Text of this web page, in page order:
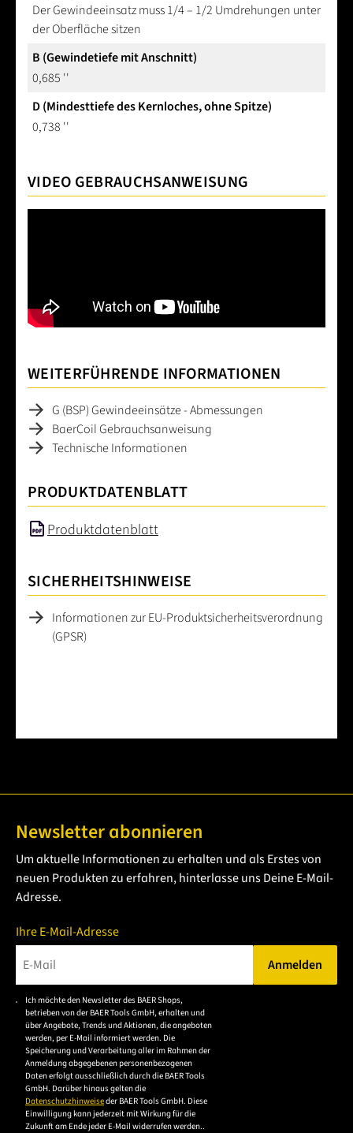
Der Gewindeeinsatz muss 1/4 – 1/2 Umdrehungen unter
der Oberfläche sitzen
B (Gewindetiefe mit Anschnitt)
0,685 ''
D (Mindesttiefe des Kernloches, ohne Spitze)
0,738 ''
VIDEO GEBRAUCHSANWEISUNG
WEITERFÜHRENDE INFORMATIONEN
G (BSP) Gewindeeinsätze - Abmessungen
BaerCoil Gebrauchsanweisung
Technische Informationen
PRODUKTDATENBLATT
Produktdatenblatt
SICHERHEITSHINWEISE
Informationen zur EU-Produktsicherheitsverordnung
(GPSR)
Newsletter abonnieren
Um aktuelle Informationen zu erhalten und als Erstes von
neuen Produkten zu erfahren, hinterlasse uns Deine E-Mail-
Adresse.
Ihre E-Mail-Adresse
Bitte geben Sie eine gültige E-Mail-Adresse ein.
Anmelden
Ich möchte den Newsletter des BAER Shops,
betrieben von der BAER Tools GmbH, erhalten und
über Angebote, Trends und Aktionen, die angeboten
werden, per E-Mail informiert werden. Die
Speicherung und Verarbeitung aller im Rahmen der
Anmeldung abgegebenen personenbezogenen
Daten erfolgt ausschließlich durch die BAER Tools
GmbH. Darüber hinaus gelten die
Datenschutzhinweiseder BAER Tools GmbH. Diese
Einwilligung kann jederzeit mit Wirkung für die
Zukunft am Ende jeder E-Mail widerrufen werden..